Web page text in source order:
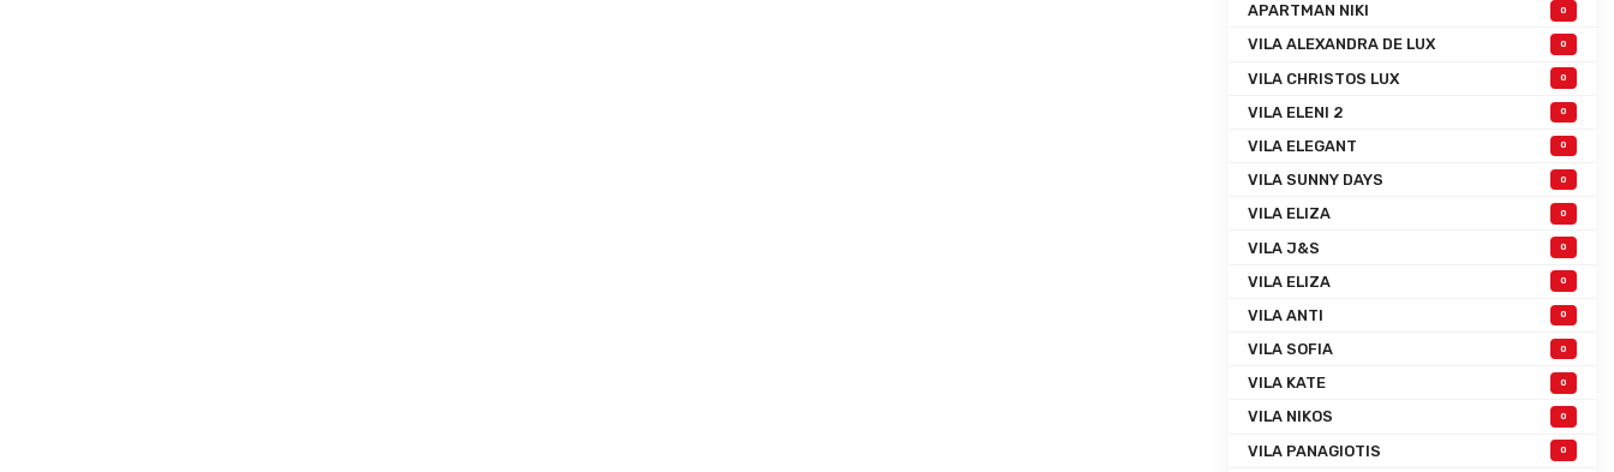
APARTMAN NIKI 0
VILA ALEXANDRA DE LUX 0
VILA CHRISTOS LUX 0
VILA ELENI 2 0
VILA ELEGANT 0
VILA SUNNY DAYS 0
VILA ELIZA 0
VILA J&S 0
VILA ELIZA 0
VILA ANTI 0
VILA SOFIA 0
VILA KATE 0
VILA NIKOS 0
VILA PANAGIOTIS 0